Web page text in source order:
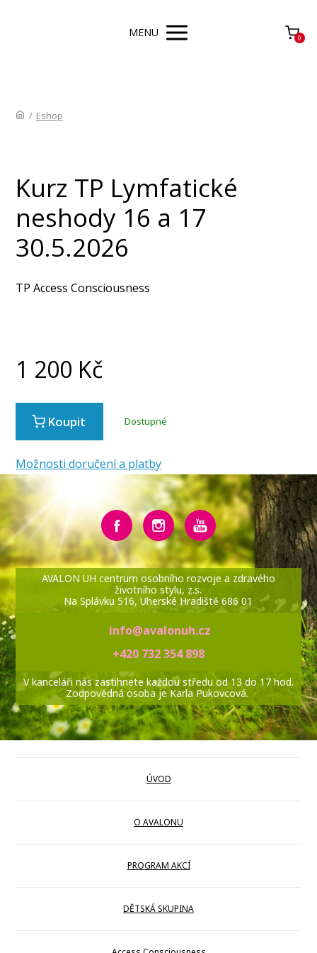
MENU 0
/ Eshop
Kurz TP Lymfatické
neshody 16 a 17
30.5.2026
TP Access Consciousness
1 200 Kč
Koupit Dostupné
Možnosti doručení a platby
AVALON UH centrum osobního rozvoje a zdravého
životního stylu, z.s.
Na Splávku 516, Uherské Hradiště 686 01
info@avalonuh.cz
+420 732 354 898
V kanceláři nás zastihnete každou středu od 13 do 17 hod.
Zodpovědná osoba je Karla Pukovcová.
ÚVOD
O AVALONU
PROGRAM AKCÍ
DĚTSKÁ SKUPINA